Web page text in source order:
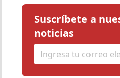
Suscríbete a
noticias